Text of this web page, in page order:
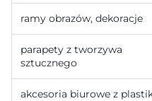
ramy obrazów, dekoracje
parapety z tworzywa
sztucznego
akcesoria biurowe z